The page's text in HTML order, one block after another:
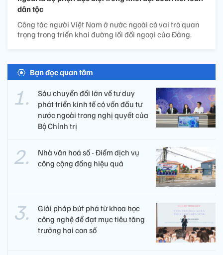
dân tộc
Công tác người Việt Nam ở nước ngoài có vai trò quan
trọng trong triển khai đường lối đối ngoại của Đảng.
Bạn đọc quan tâm
Sáu chuyển đổi lớn về tư duy
phát triển kinh tế có vốn đầu tư
nước ngoài trong nghị quyết của
Bộ Chính trị
Nhà văn hoá số - Điểm dịch vụ
công cộng đồng hiệu quả
Giải pháp bứt phá từ khoa học
công nghệ để đạt mục tiêu tăng
trưởng hai con số